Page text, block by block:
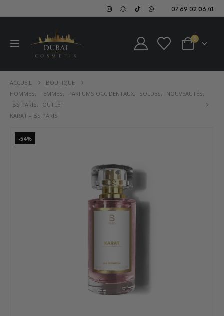
07 69 02 06 41
0
ACCUEIL
BOUTIQUE
HOMMES, FEMMES, PARFUMS OCCIDENTAUX, SOLDES, NOUVEAUTÉS,
BS PARIS,
OUTLET
KARAT – BS PARIS
-54%